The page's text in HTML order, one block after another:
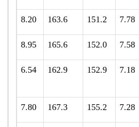
7.78
151.2
163.6
8.20
7.58
152.0
165.6
8.95
7.18
152.9
162.9
6.54
7.28
155.2
167.3
7.80